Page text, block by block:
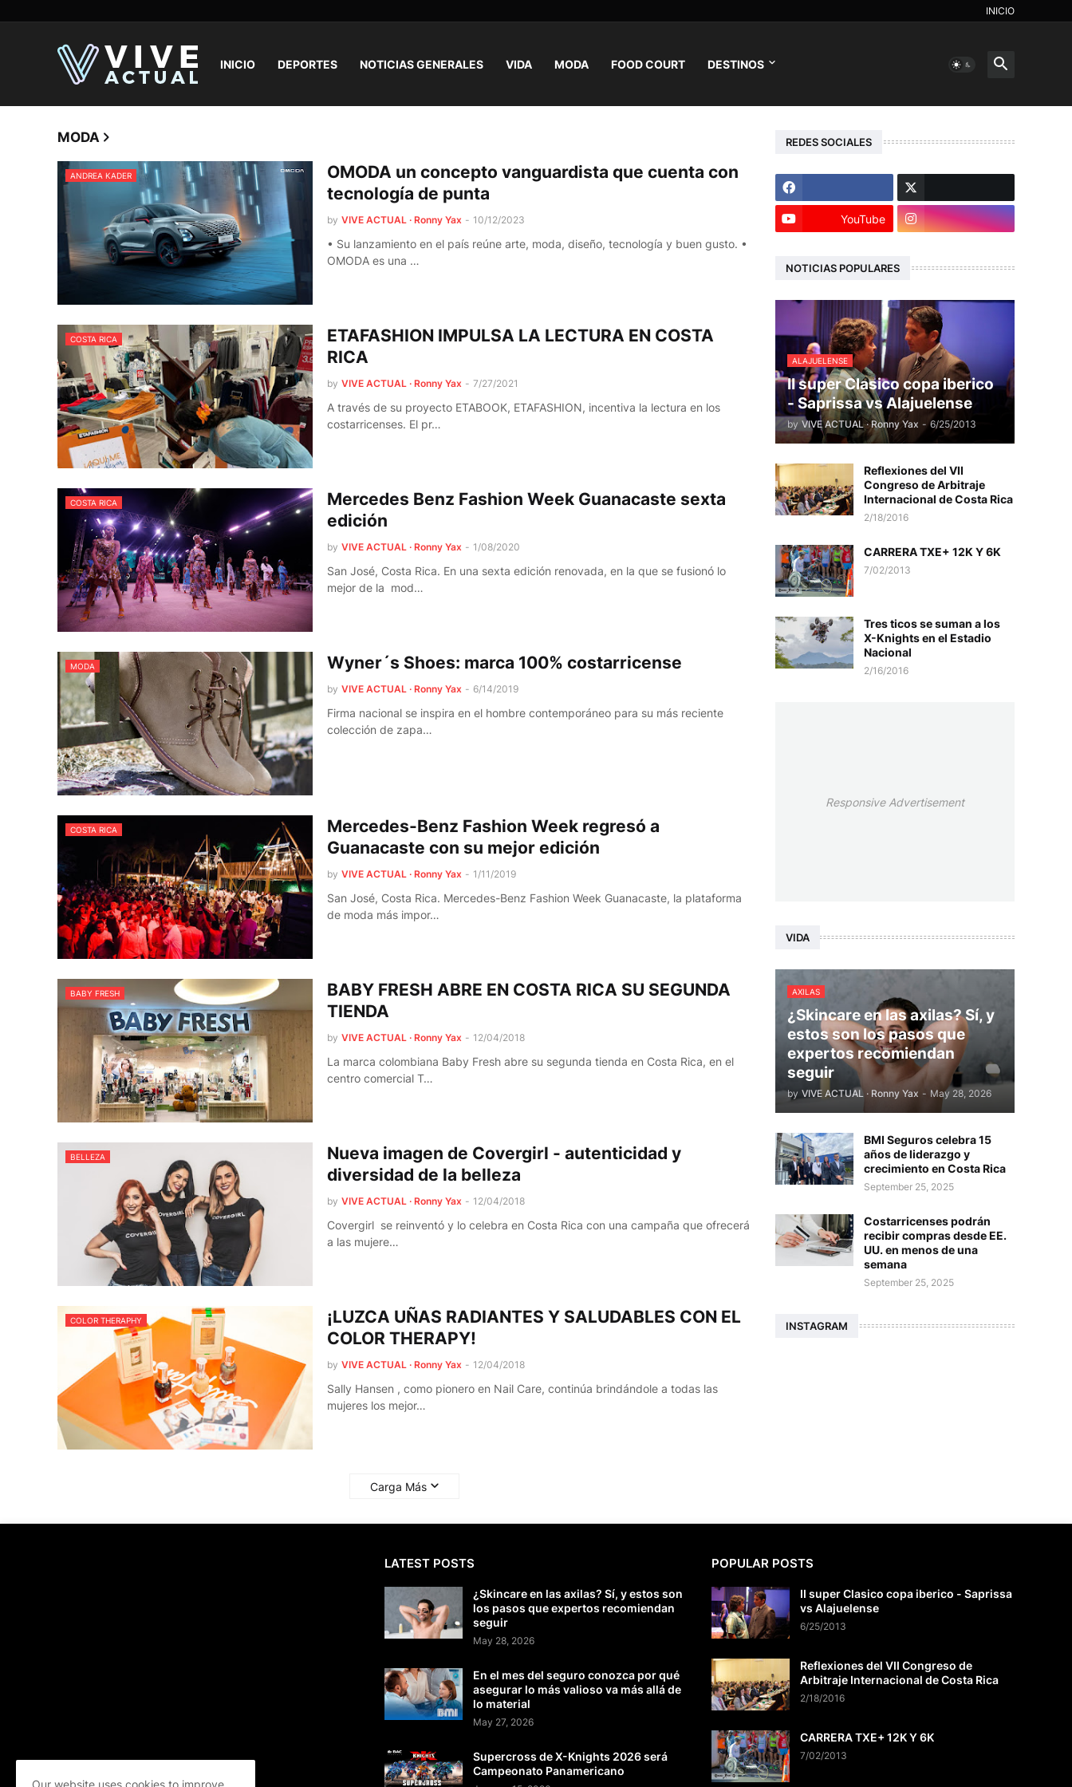
INICIO
INICIO DEPORTES NOTICIAS GENERALES VIDA MODA FOOD COURT DESTINOS
MODA
ANDREA KADER
OMODA un concepto vanguardista que cuenta con
tecnología de punta
by VIVE ACTUAL · Ronny Yax - 10/12/2023
• Su lanzamiento en el país reúne arte, moda, diseño, tecnología y buen gusto. •
OMODA es una …
COSTA RICA
ETAFASHION IMPULSA LA LECTURA EN COSTA
RICA
by VIVE ACTUAL · Ronny Yax - 7/27/2021
A través de su proyecto ETABOOK, ETAFASHION, incentiva la lectura en los
costarricenses. El pr…
COSTA RICA
Mercedes Benz Fashion Week Guanacaste sexta
edición
by VIVE ACTUAL · Ronny Yax - 1/08/2020
San José, Costa Rica. En una sexta edición renovada, en la que se fusionó lo
mejor de la mod…
MODA Wyner´s Shoes: marca 100% costarricense
by VIVE ACTUAL · Ronny Yax - 6/14/2019
Firma nacional se inspira en el hombre contemporáneo para su más reciente
colección de zapa…
COSTA RICA
Mercedes-Benz Fashion Week regresó a
Guanacaste con su mejor edición
by VIVE ACTUAL · Ronny Yax - 1/11/2019
San José, Costa Rica. Mercedes-Benz Fashion Week Guanacaste, la plataforma
de moda más impor…
BABY FRESH
BABY FRESH ABRE EN COSTA RICA SU SEGUNDA
TIENDA
by VIVE ACTUAL · Ronny Yax - 12/04/2018
La marca colombiana Baby Fresh abre su segunda tienda en Costa Rica, en el
centro comercial T…
BELLEZA
Nueva imagen de Covergirl - autenticidad y
diversidad de la belleza
by VIVE ACTUAL · Ronny Yax - 12/04/2018
Covergirl se reinventó y lo celebra en Costa Rica con una campaña que ofrecerá
a las mujere…
COLOR THERAPHY
¡LUZCA UÑAS RADIANTES Y SALUDABLES CON EL
COLOR THERAPY!
by VIVE ACTUAL · Ronny Yax - 12/04/2018
Sally Hansen , como pionero en Nail Care, continúa brindándole a todas las
mujeres los mejor…
Carga Más
REDES SOCIALES
YouTube
NOTICIAS POPULARES
ALAJUELENSE
II super Clasico copa iberico
- Saprissa vs Alajuelense
by VIVE ACTUAL · Ronny Yax - 6/25/2013
Reflexiones del VII
Congreso de Arbitraje
Internacional de Costa Rica
2/18/2016
CARRERA TXE+ 12K Y 6K
7/02/2013
Tres ticos se suman a los
X-Knights en el Estadio
Nacional
2/16/2016
Responsive Advertisement
VIDA
AXILAS
¿Skincare en las axilas? Sí, y
estos son los pasos que
expertos recomiendan
seguir
by VIVE ACTUAL · Ronny Yax - May 28, 2026
BMI Seguros celebra 15
años de liderazgo y
crecimiento en Costa Rica
September 25, 2025
Costarricenses podrán
recibir compras desde EE.
UU. en menos de una
semana
September 25, 2025
INSTAGRAM
LATEST POSTS
¿Skincare en las axilas? Sí, y estos son
los pasos que expertos recomiendan
seguir
May 28, 2026
En el mes del seguro conozca por qué
asegurar lo más valioso va más allá de
lo material
May 27, 2026
Supercross de X-Knights 2026 será
Campeonato Panamericano
POPULAR POSTS
II super Clasico copa iberico - Saprissa
vs Alajuelense
6/25/2013
Reflexiones del VII Congreso de
Arbitraje Internacional de Costa Rica
2/18/2016
CARRERA TXE+ 12K Y 6K
7/02/2013
Our website uses cookies to improve